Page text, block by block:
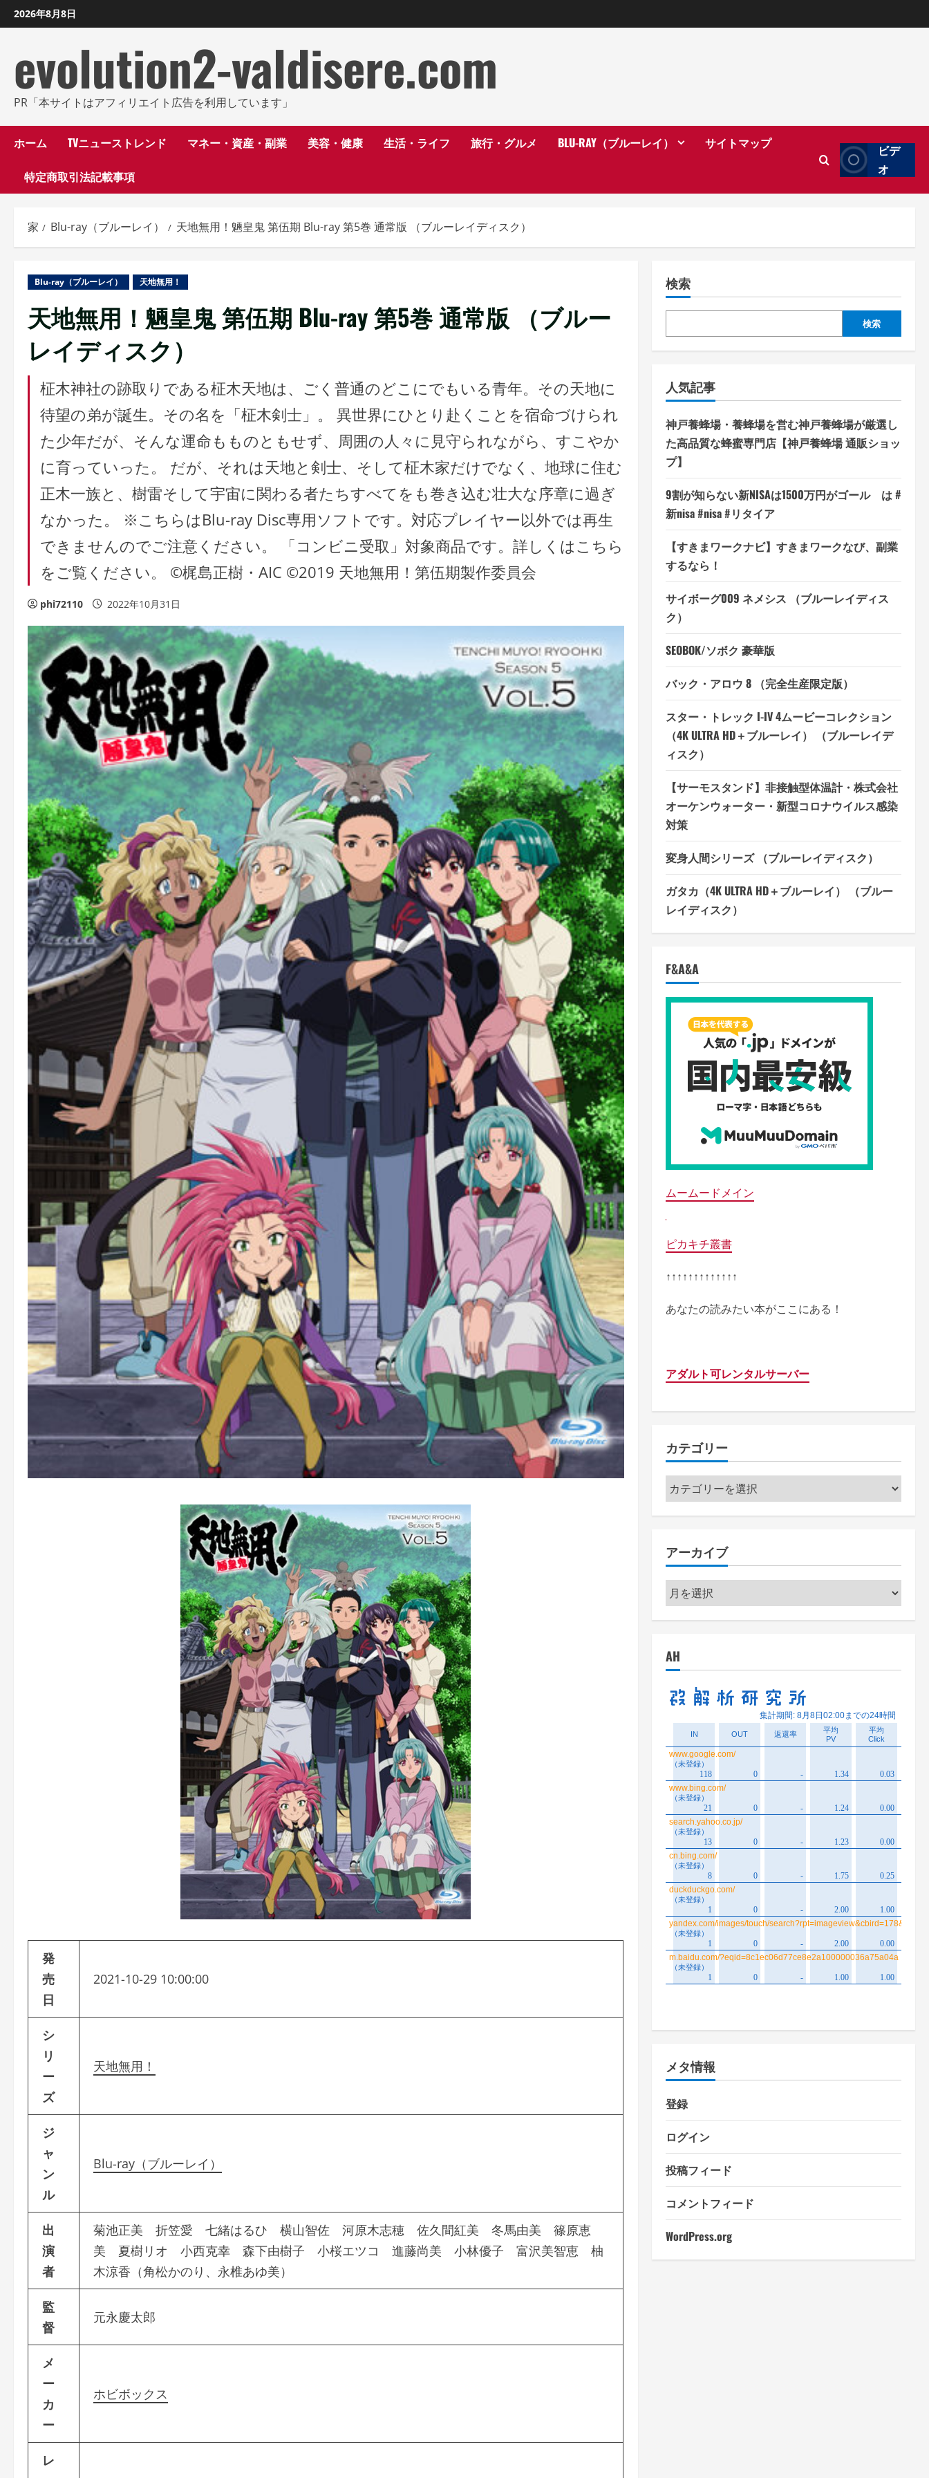
ン
し
2026年8月8日
evolution2-valdisere.com
PR「本サイトはアフィリエイト広告を利用しています」
ホーム TVニューストレンド マネー・資産・副業 美容・健康 生活・ライフ 旅行・グルメ BLU-RAY（ブルーレイ） サイトマップ
特定商取引法記載事項
ビデ
オ
家 Blu-ray（ブルーレイ） 天地無用！魎皇鬼 第伍期 Blu-ray 第5巻 通常版 （ブルーレイディスク）
Blu-ray（ブルーレイ） 天地無用！
天地無用！魎皇鬼 第伍期 Blu-ray 第5巻 通常版 （ブルー
レイディスク）
柾木神社の跡取りである柾木天地は、ごく普通のどこにでもいる青年。その天地に
待望の弟が誕生。その名を「柾木剣士」。 異世界にひとり赴くことを宿命づけられ
た少年だが、そんな運命もものともせず、周囲の人々に見守られながら、すこやか
に育っていった。 だが、それは天地と剣士、そして柾木家だけでなく、地球に住む
正木一族と、樹雷そして宇宙に関わる者たちすべてをも巻き込む壮大な序章に過ぎ
なかった。 ※こちらはBlu-ray Disc専用ソフトです。対応プレイヤー以外では再生
できませんのでご注意ください。 「コンビニ受取」対象商品です。詳しくはこちら
をご覧ください。 ©梶島正樹・AIC ©2019 天地無用！第伍期製作委員会
phi72110 2022年10月31日
発
売
日
2021-10-29 10:00:00
シ
リ
ー
ズ
天地無用！
ジ
ャ
ン
ル
Blu-ray（ブルーレイ）
出
演
者
菊池正美 折笠愛 七緒はるひ 横山智佐 河原木志穂 佐久間紅美 冬馬由美 篠原恵
美 夏樹リオ 小西克幸 森下由樹子 小桜エツコ 進藤尚美 小林優子 富沢美智恵 柚
木涼香（角松かのり、永椎あゆ美）
監
督
元永慶太郎
メ
ー
カ
ー
ホビボックス
レ
検索
検索
人気記事
神戸養蜂場・養蜂場を営む神戸養蜂場が厳選し
た高品質な蜂蜜専門店【神戸養蜂場 通販ショッ
プ】
9割が知らない新NISAは1500万円がゴール は #
新nisa #nisa #リタイア
【すきまワークナビ】すきまワークなび、副業
するなら！
サイボーグ009 ネメシス （ブルーレイディス
ク）
SEOBOK/ソボク 豪華版
バック・アロウ 8 （完全生産限定版）
スター・トレック I-IV 4ムービーコレクション
（4K ULTRA HD＋ブルーレイ） （ブルーレイデ
ィスク）
【サーモスタンド】非接触型体温計・株式会社
オーケンウォーター・新型コロナウイルス感染
対策
変身人間シリーズ （ブルーレイディスク）
ガタカ（4K ULTRA HD＋ブルーレイ） （ブルー
レイディスク）
F&A&A
ムームードメイン
ピカキチ叢書
↑↑↑↑↑↑↑↑↑↑↑↑↑
あなたの読みたい本がここにある！
アダルト可レンタルサーバー
カテゴリー
カ
テ
ー
アーカイブ
ア
ー
ブ
AH
メタ情報
登録
ログイン
投稿フィード
コメントフィード
WordPress.org